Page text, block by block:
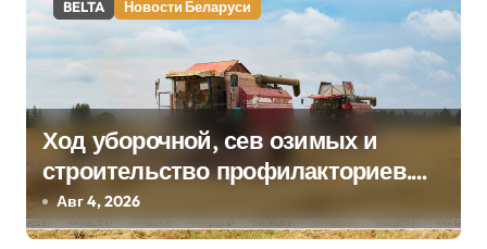
п
и
с
я
м
BELTA Новости Беларуси
Ход уборочной, сев озимых и
строительство профилакториев.
Лукашенко заслушал доклад главы
Минсельхозпрода
Авг 4, 2026